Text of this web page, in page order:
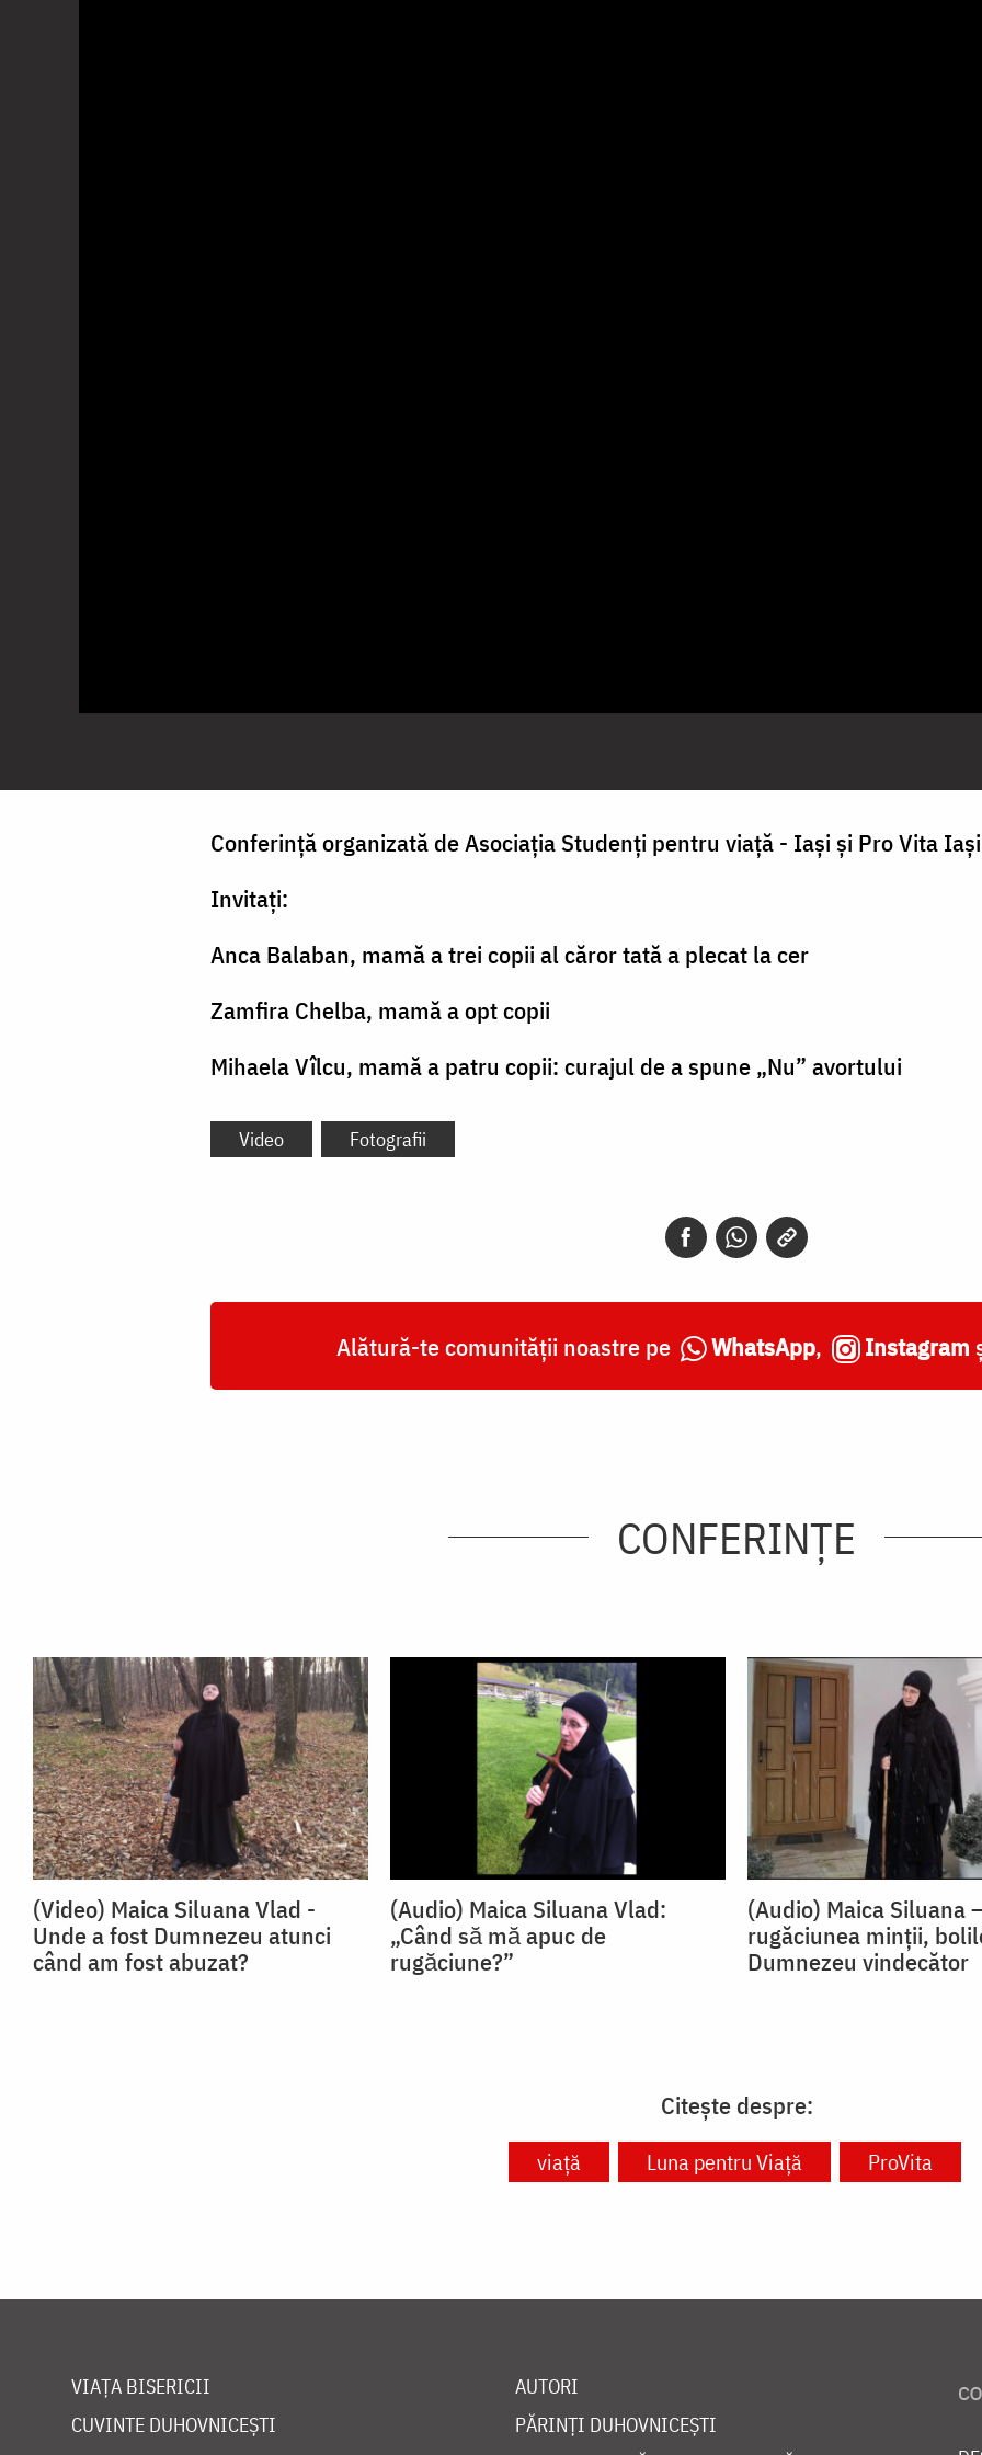
Conferință organizată de Asociația Studenți pentru viață - Iași și Pro Vita Iași
Invitați:
Anca Balaban, mamă a trei copii al căror tată a plecat la cer
Zamfira Chelba, mamă a opt copii
Mihaela Vîlcu, mamă a patru copii: curajul de a spune „Nu” avortului
Video Fotografii
Alătură-te comunității noastre pe WhatsApp, Instagram
CONFERINȚE
(Video) Maica Siluana Vlad -
Unde a fost Dumnezeu atunci
când am fost abuzat?
(Audio) Maica Siluana Vlad:
„Când să mă apuc de
rugăciune?”
(Audio) Maica Siluana
rugăciunea minții,
Dumnezeu vindecător
Citește despre:
viață Luna pentru Viață ProVita
VIAȚA BISERICII
CUVINTE DUHOVNICEȘTI
AUTORI
PĂRINȚI DUHOVNICEȘTI